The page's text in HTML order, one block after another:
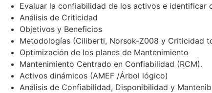
Evaluar la confiabilidad de los activos e identificar
Análisis de Criticidad
Objetivos y Beneficios
Metodologías (Ciliberti, Norsok-Z008 y Criticidad
Optimización de los planes de Mantenimiento
Mantenimiento Centrado en Confiabilidad (RCM).
Activos dinámicos (AMEF /Árbol lógico)
Análisis de Confiabilidad, Disponibilidad y